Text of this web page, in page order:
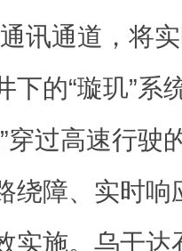
讯通道，将
下的“璇玑”系
穿过高速行驶
绕障、实时
实施。乌干达